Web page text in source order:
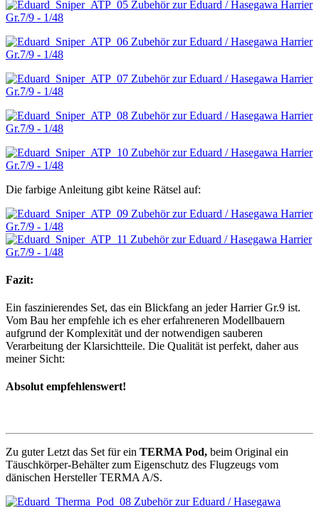
Die farbige Anleitung gibt keine Rätsel auf:
Fazit:
Ein faszinierendes Set, das ein Blickfang an jeder Harrier Gr.9 ist.
Vom Bau her empfehle ich es eher erfahreneren Modellbauern
aufgrund der Komplexität und der notwendigen sauberen
Verarbeitung der Klarsichtteile. Die Qualität ist perfekt, daher aus
meiner Sicht:
Absolut empfehlenswert!
Zu guter Letzt das Set für ein TERMA Pod, beim Original ein
Täuschkörper-Behälter zum Eigenschutz des Flugzeugs vom
dänischen Hersteller TERMA A/S.